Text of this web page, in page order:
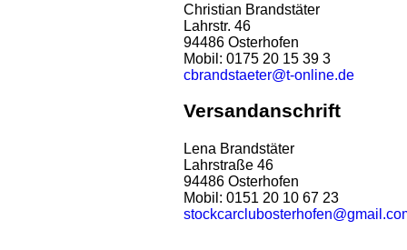
Christian Brandstäter
Lahrstr. 46
94486 Osterhofen
Mobil: 0175 20 15 39 3
cbrandstaeter@t-online.de
Versandanschrift
Lena Brandstäter
Lahrstraße 46
94486 Osterhofen
Mobil: 0151 20 10 67 23